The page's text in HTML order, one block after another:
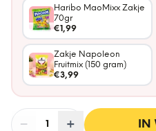
Haribo MaoMixx Zakje
70gr
€1,99
Zakje Napoleon
Fruitmix (150 gram)
€3,99
− Aantal
1 +